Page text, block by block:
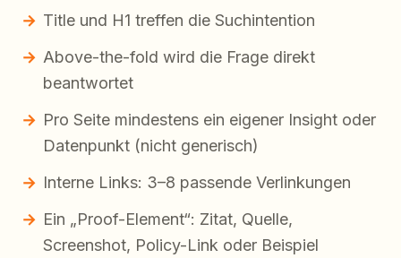
Title und H1 treffen die Suchintention
Above-the-fold wird die Frage direkt
beantwortet
Pro Seite mindestens ein eigener Insight oder
Datenpunkt (nicht generisch)
Interne Links: 3–8 passende Verlinkungen
Ein „Proof-Element“: Zitat, Quelle,
Screenshot, Policy-Link oder Beispiel